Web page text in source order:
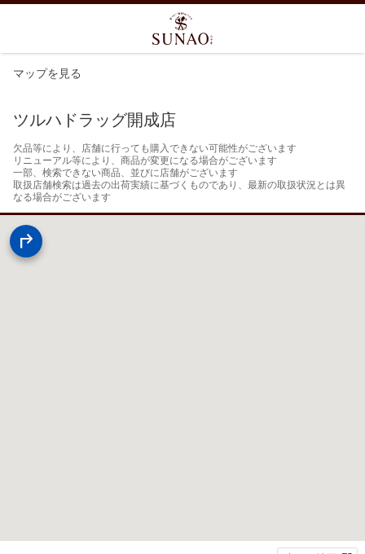
マップを見る
ツルハドラッグ開成店
欠品等により、店舗に行っても購入できない可能性がございます
リニューアル等により、商品が変更になる場合がございます
一部、検索できない商品、並びに店舗がございます
取扱店舗検索は過去の出荷実績に基づくものであり、最新の取扱状況とは異
なる場合がございます